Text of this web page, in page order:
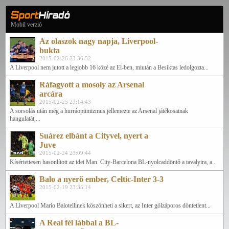
Mobil verzió
Az olaszok nagy napja, Liverpool-
bukta
2015-02-26 23:36:52
A Liverpool nem jutott a legjobb 16 közé az El-ben, miután a Besiktas ledolgozta...
Ráfagyott a mosoly az Arsenal
arcára
2015-02-25 23:14:43
A sorsolás után még a hurráoptimizmus jellemezte az Arsenal játékosainak
hangulatát,...
Suárez elbánt a Cityvel, nyert a
Juve
2015-02-24 23:09:44
Kísértetiesen hasonlított az idei Man. City-Barcelona BL-nyolcaddöntő a tavalyira, a...
Balo a nyerő ember, Celtic-Inter 3-3
2015-02-19 23:35:14
A Liverpool Mario Balotellinek köszönheti a sikert, az Inter gólzáporos döntetlent...
A Real fél lábbal a BL-